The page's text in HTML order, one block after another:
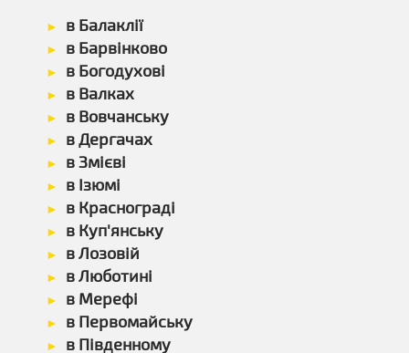
в Балаклії
в Барвінково
в Богодухові
в Валках
в Вовчанську
в Дергачах
в Змієві
в Ізюмі
в Краснограді
в Куп'янську
в Лозовій
в Люботині
в Мерефі
в Первомайську
в Південному